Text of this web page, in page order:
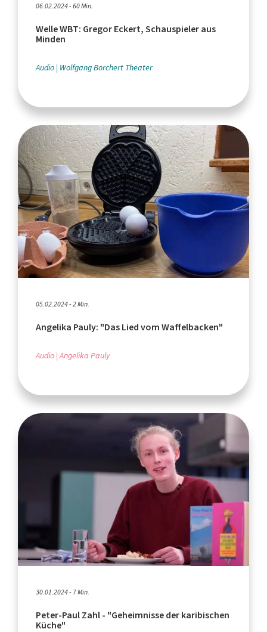
06.02.2024 - 60 Min.
Welle WBT: Gregor Eckert, Schauspieler aus
Minden
Audio Wolfgang Borchert Theater
05.02.2024 - 2 Min.
Angelika Pauly: "Das Lied vom Waffelbacken"
Audio Angelika Pauly
30.01.2024 - 7 Min.
Peter-Paul Zahl - "Geheimnisse der karibischen
Küche"